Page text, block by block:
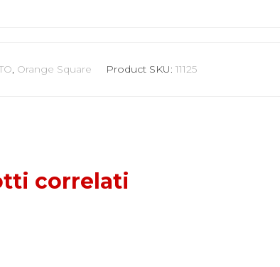
, Orange Square Product SKU:11125
correlati